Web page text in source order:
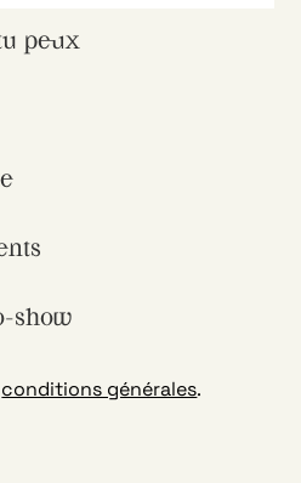
peux
show
conditions générales.